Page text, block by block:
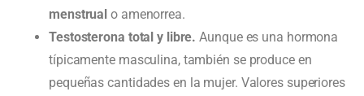
menstrual o amenorrea.
Testosterona total y libre.Aunque es una hormona
típicamente masculina, también se produce en
pequeñas cantidades en la mujer. Valores superiores